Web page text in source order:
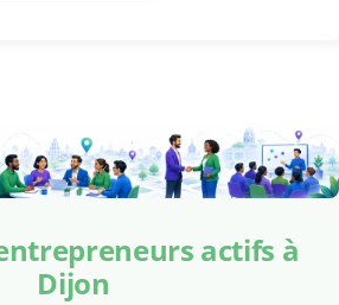
actifs à
Dijon